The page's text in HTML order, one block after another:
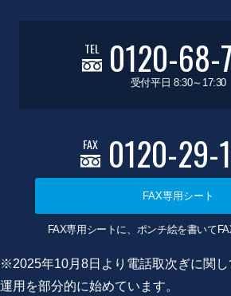
TEL 0120-68-
受付平日 8:30～17:30
FAX 0120-29-
FAX専用シート
FAX専用シートに、ポンチ絵を書いて
※2025年10月8日より電話取次ぎに関
運用を部分的に始めています。